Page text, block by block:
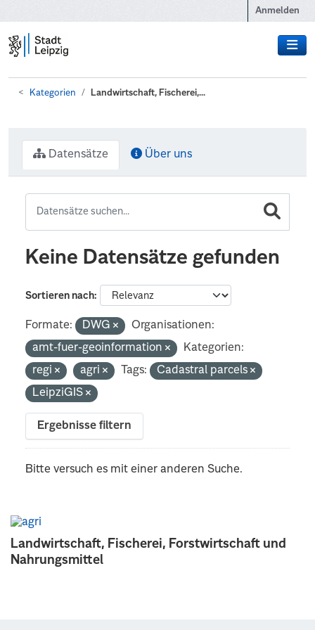
Anmelden
Kategorien Landwirtschaft, Fischerei,...
Landwirtschaft, Fischerei, Forstwirtschaft und
Nahrungsmittel
Datensätze Über uns
Keine Datensätze gefunden
Sortieren nach
Formate: DWG
Organisationen:
amt-fuer-geoinformation
Kategorien:
regi
agri Tags:
Cadastral parcels
LeipziGIS
Ergebnisse filtern
Bitte versuch es mit einer anderen Suche.